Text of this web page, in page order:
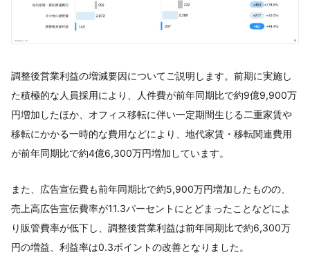
調整後営業利益の増減要因についてご説明します。前期に実施し
た積極的な人員採用により、人件費が前年同期比で約9億9,900万
円増加したほか、オフィス移転に伴い一定期間生じる二重家賃や
移転にかかる一時的な費用などにより、地代家賃・移転関連費用
が前年同期比で約4億6,300万円増加しています。
また、広告宣伝費も前年同期比で約5,900万円増加したものの、
売上高広告宣伝費率が11.3パーセントにとどまったことなどによ
り販管費率が低下し、調整後営業利益は前年同期比で約6,300万
円の増益、利益率は0.3ポイントの改善となりました。